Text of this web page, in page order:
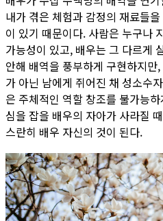
내가 겪은 체험과 감정의 재료들
이 있기 때문이다. 사람은 누구나
가능성이 있고, 배우는 그 다르게
안해 배역을 풍부하게 구현하지
가 아닌 남에게 쥐어진 채 성소수
은 주체적인 역할 창조를 불가능
심을 잡을 배우의 자아가 사라질
스란히 배우 자신의 것이 된다.